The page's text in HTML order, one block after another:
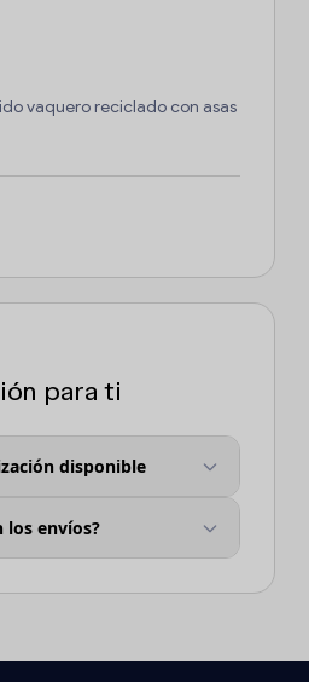
vaquero reciclado con asas
para ti
disponible
los envíos?